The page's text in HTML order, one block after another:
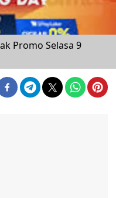
Promo Selasa 9